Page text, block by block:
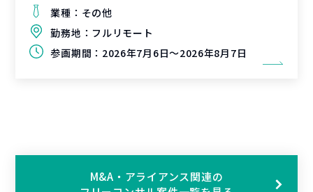
業種： その他
勤務地： フルリモート
参画期間： 2026年7月6日～2026年8月7日
M&A・アライアンス関連の